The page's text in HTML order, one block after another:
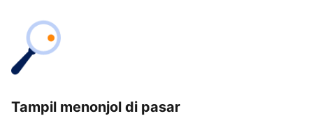
Tampil menonjol di pasar